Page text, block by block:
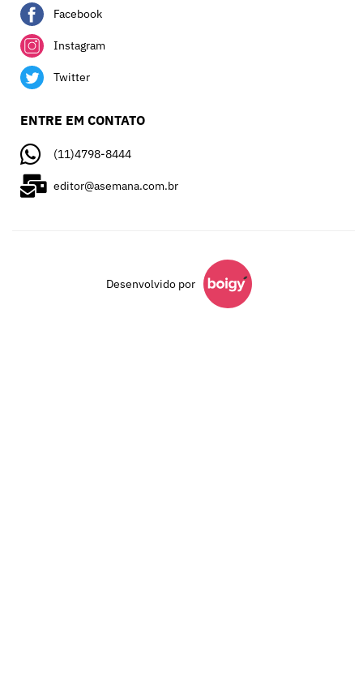
Facebook
Instagram
Twitter
ENTRE EM CONTATO
(11)4798-8444
editor@asemana.com.br
Desenvolvido por